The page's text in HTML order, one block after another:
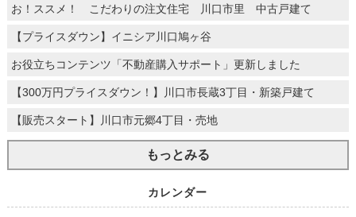
お！ススメ！ こだわりの注文住宅 川口市里 中古戸建て
【プライスダウン】イニシア川口鳩ヶ谷
お役立ちコンテンツ「不動産購入サポート」更新しました
【300万円プライスダウン！】川口市長蔵3丁目・新築戸建て
【販売スタート】川口市元郷4丁目・売地
もっとみる
カレンダー